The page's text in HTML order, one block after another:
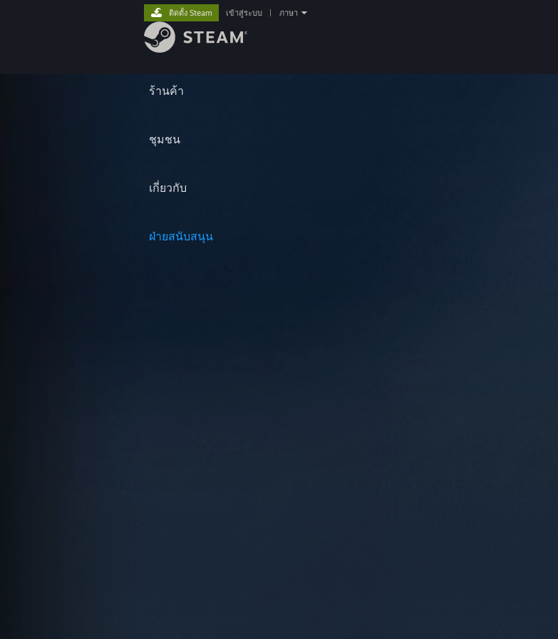
ร้านค้า
ชุมชน
เกี่ยวกับ
ฝ่ายสนับสนุน
ติดตั้ง Steam เข้าสู่ระบบ ภาษา